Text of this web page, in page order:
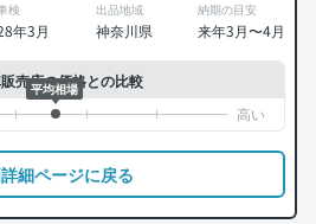
検
年3月
出品地域
神奈川県
納期の目安
来年3月〜4月
売店の価格との比較
平均相場
細ページに戻る